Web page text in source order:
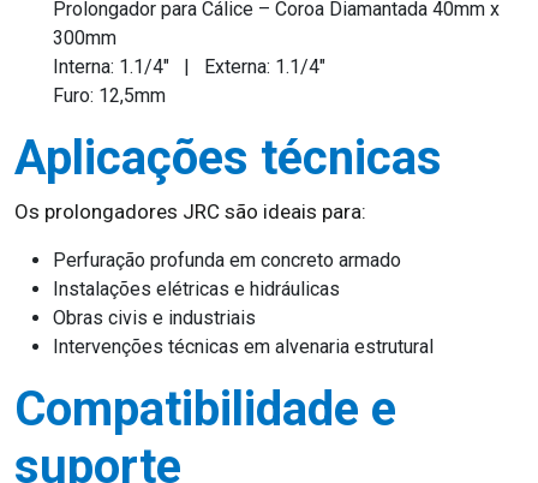
Prolongador para Cálice – Coroa Diamantada 40mm x
300mm
Interna: 1.1/4" | Externa: 1.1/4"
Furo: 12,5mm
Aplicações técnicas
Os prolongadores JRC são ideais para:
Perfuração profunda em concreto armado
Instalações elétricas e hidráulicas
Obras civis e industriais
Intervenções técnicas em alvenaria estrutural
Compatibilidade e
suporte